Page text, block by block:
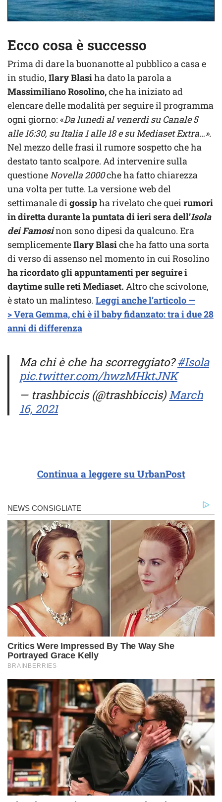
Ecco cosa è successo
Prima di dare la buonanotte al pubblico a casa e
in studio, IlaryBlasiha dato la parola a
Massimiliano Rosolino,che ha iniziato ad
elencare delle modalità per seguire il programma
ogni giorno: «Da lunedì al venerdì su Canale 5
alle 16:30, su Italia 1 alle 18 e su Mediaset Extra…».
Nel mezzo delle frasi il rumore sospetto che ha
destato tanto scalpore. Ad intervenire sulla
questione Novella 2000che ha fatto chiarezza
una volta per tutte. La versione web del
settimanale di gossipha rivelato che quei rumori
in diretta durante la puntata di ieri sera dell’Isola
dei Famosinon sono dipesi da qualcuno. Era
semplicementeIlary Blasiche ha fatto una sorta
di verso di assenso nel momento in cui Rosolino
ha ricordato gli appuntamenti per seguire i
daytime sulle reti Mediaset. Altro che scivolone,
è stato un malinteso. Leggi anche l’articolo —
> Vera Gemma, chi è il baby fidanzato: tra i due 28
anni di differenza
Ma chi è che ha scorreggiato?#Isola
pic.twitter.com/hwzMHktJNK
— trashbiccis (@trashbiccis)March
16, 2021
Continua a leggere su UrbanPost